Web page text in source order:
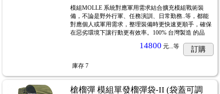
模組MOLLE 系統對應軍用需求結合擴充模組戰術裝
備，不論是野外行軍、任務演訓、日常勤務..等，都能
對應個人或軍用需求，整理裝備時更快速更順手，確保
在惡劣環境下讓行動更有效率。100% 台灣製造 的品
14800 元... 等 訂購
庫存 7
槍榴彈 模組單發榴彈袋-II (袋蓋可調